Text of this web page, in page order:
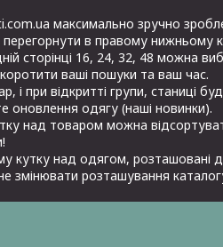
максимально зручно
в правому нижньому
сторінці 16, 24, 32, 48 можна
ваші пошуки та ваш час.
і при відкритті групи, станиці
оновлення одягу (наші новинки).
над товаром можна
кутку над одягом, розташовані
змінювати розташування